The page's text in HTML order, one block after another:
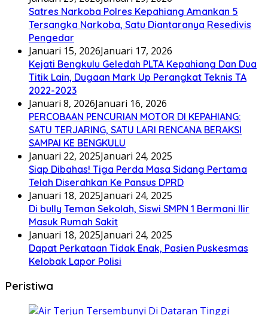
Satres Narkoba Polres Kepahiang Amankan 5
Tersangka Narkoba, Satu Diantaranya Resedivis
Pengedar
Januari 15, 2026Januari 17, 2026
Kejati Bengkulu Geledah PLTA Kepahiang Dan Dua
Titik Lain, Dugaan Mark Up Perangkat Teknis TA
2022-2023
Januari 8, 2026Januari 16, 2026
PERCOBAAN PENCURIAN MOTOR DI KEPAHIANG:
SATU TERJARING, SATU LARI RENCANA BERAKSI
SAMPAI KE BENGKULU
Januari 22, 2025Januari 24, 2025
Siap Dibahas! Tiga Perda Masa Sidang Pertama
Telah Diserahkan Ke Pansus DPRD
Januari 18, 2025Januari 24, 2025
Di bully Teman Sekolah, Siswi SMPN 1 Bermani Ilir
Masuk Rumah Sakit
Januari 18, 2025Januari 24, 2025
Dapat Perkataan Tidak Enak, Pasien Puskesmas
Kelobak Lapor Polisi
Peristiwa